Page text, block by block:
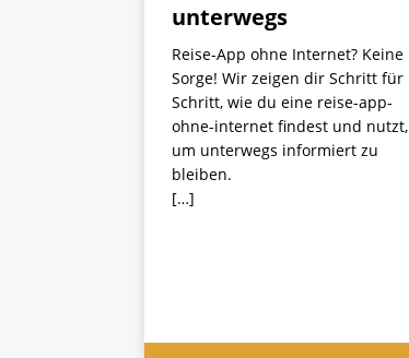
unterwegs
Reise-App ohne Internet? Keine
Sorge! Wir zeigen dir Schritt für
Schritt, wie du eine reise-app-
ohne-internet findest und nutzt,
um unterwegs informiert zu
bleiben.
[…]